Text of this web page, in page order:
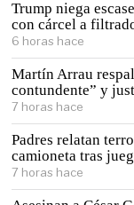
Trump niega
con cárcel a
6 horas hace
Martín Arrau
contundente” y
7 horas hace
Padres relatan
camioneta tras
7 horas hace